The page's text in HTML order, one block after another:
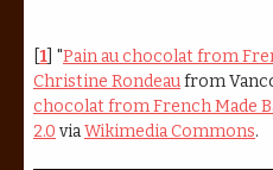
1 "Pain au chocolat from
Christine Rondeaufrom
chocolat from French Made
2.0 viaWikimedia Commons.